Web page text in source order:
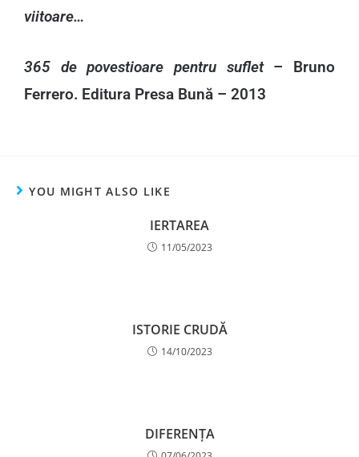
viitoare…
365 de povestioare pentru suflet– Bruno
Ferrero. Editura Presa Bună – 2013
YOU MIGHT ALSO LIKE
IERTAREA
11/05/2023
ISTORIE CRUDĂ
14/10/2023
DIFERENȚA